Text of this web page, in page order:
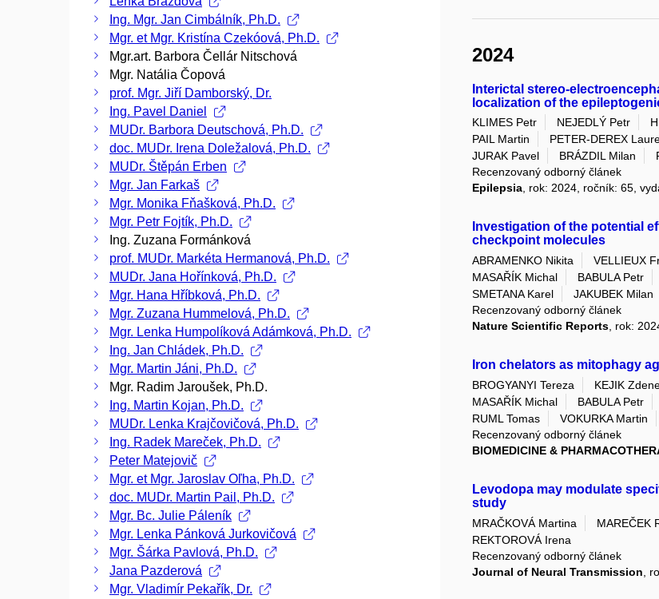
Ing. Mgr. Jan Cimbálník, Ph.D.
Mgr. et Mgr. Kristína Czekóová, Ph.D.
Mgr.art. Barbora Čellár Nitschová
Mgr. Natália Čopová
prof. Mgr. Jiří Damborský, Dr.
Ing. Pavel Daniel
MUDr. Barbora Deutschová, Ph.D.
doc. MUDr. Irena Doležalová, Ph.D.
MUDr. Štěpán Erben
Mgr. Jan Farkaš
Mgr. Monika Fňašková, Ph.D.
Mgr. Petr Fojtík, Ph.D.
Ing. Zuzana Formánková
prof. MUDr. Markéta Hermanová, Ph.D.
MUDr. Jana Hořínková, Ph.D.
Mgr. Hana Hříbková, Ph.D.
Mgr. Zuzana Hummelová, Ph.D.
Mgr. Lenka Humpolíková Adámková, Ph.D.
Ing. Jan Chládek, Ph.D.
Mgr. Martin Jáni, Ph.D.
Mgr. Radim Jaroušek, Ph.D.
Ing. Martin Kojan, Ph.D.
MUDr. Lenka Krajčovičová, Ph.D.
Ing. Radek Mareček, Ph.D.
Peter Matejovič
Mgr. et Mgr. Jaroslav Oľha, Ph.D.
doc. MUDr. Martin Pail, Ph.D.
Mgr. Bc. Julie Páleník
Mgr. Lenka Pánková Jurkovičová
Mgr. Šárka Pavlová, Ph.D.
Jana Pazderová
Mgr. Vladimír Pekařík, Dr.
2024
Interictal stereo-
localization of the
KLIMES Petr NEJEDLÝ Petr
PAIL Martin
PETER-DEREX
JURAK Pavel
BRÁZDIL Milan
Recenzovaný odborný článek
Epilepsia, rok: 2024, ročník: 65,
Investigation of the potential
checkpoint molecules
ABRAMENKO Nikita VELLIEUX
MASAŘÍK Michal
BABULA Petr
SMETANA Karel
JAKUBEK Milan
Recenzovaný odborný článek
Nature Scientific Reports, rok:
Iron chelators as mitophagy
BROGYANYI Tereza KEJIK
MASAŘÍK Michal
BABULA Petr
RUML Tomas
VOKURKA Martin
Recenzovaný odborný článek
BIOMEDICINE &
Levodopa may modulate
study
MRAČKOVÁ Martina MAREČEK
REKTOROVÁ Irena
Recenzovaný odborný článek
Journal of Neural Transmission ,